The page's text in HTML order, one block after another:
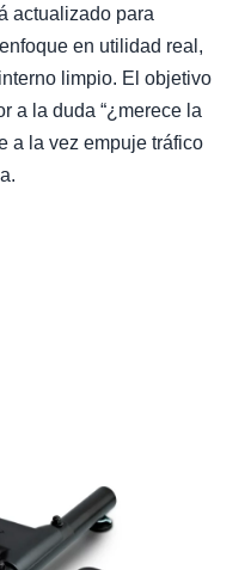
actualizado para
en utilidad real,
limpio. El objetivo
a la duda “¿merece la
a la vez empuje tráfico